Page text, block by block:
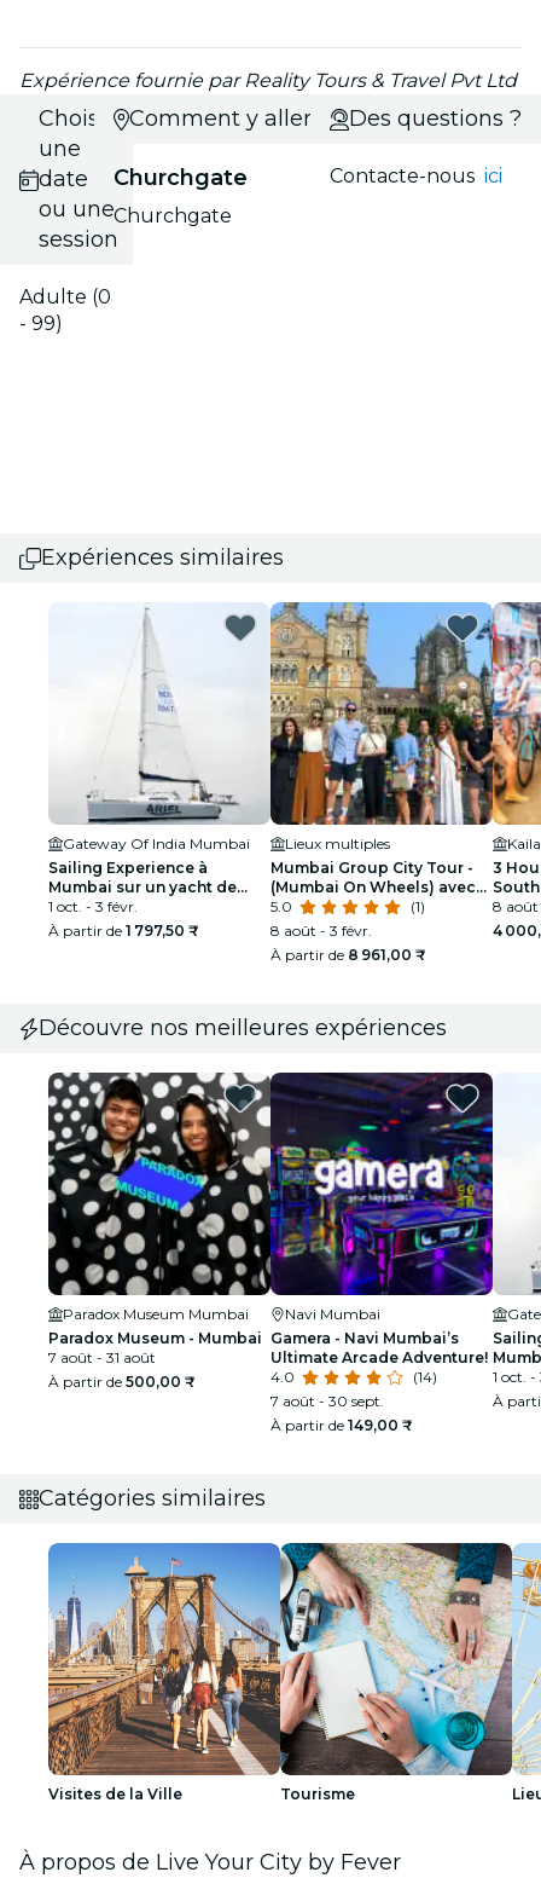
Expérience fournie par Reality Tours & Travel Pvt Ltd
Choisis
une
date
ou une
session
Adulte (0
- 99)
Comment y aller ?
Churchgate
Churchgate
Des questions ?
Contacte-nousici
Expériences similaires
Gateway Of India Mumbai
Sailing Experience à
Mumbai sur un yacht de
taille moyenne
1 oct. - 3 févr.
À partir de 1 797,50 ₹
Lieux multiples
Mumbai Group City Tour -
(Mumbai On Wheels) avec
un guide officiel
5.0
(1)
8 août - 3 févr.
À partir de 8 961,00 ₹
3
8 août
4
Découvre nos meilleures expériences
Paradox Museum Mumbai
Paradox Museum - Mumbai
7 août - 31 août
À partir de 500,00 ₹
Navi Mumbai
Gamera - Navi Mumbai’s
Ultimate Arcade Adventure!
4.0
(14)
7 août - 30 sept.
À partir de 149,00 ₹
taille
1 oct. -
À
Catégories similaires
Visites de la Ville Tourisme
À propos de Live Your City by Fever